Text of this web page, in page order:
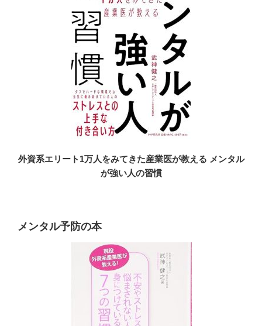
外資系エリート1万人をみてきた産業医が教える メンタル
が強い人の習慣
メンタル予防の本